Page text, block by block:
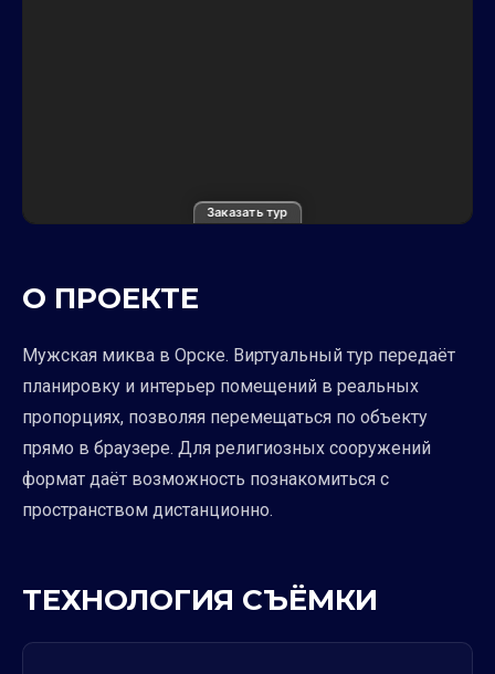
Заказать тур
О ПРОЕКТЕ
Мужская миква в Орске. Виртуальный тур передаёт
планировку и интерьер помещений в реальных
пропорциях, позволяя перемещаться по объекту
прямо в браузере. Для религиозных сооружений
формат даёт возможность познакомиться с
пространством дистанционно.
ТЕХНОЛОГИЯ СЪЁМКИ